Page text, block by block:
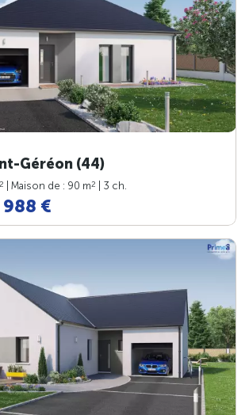
Géréon (44)
2 | Maison de : 90 m2
| 3 ch.
988 €